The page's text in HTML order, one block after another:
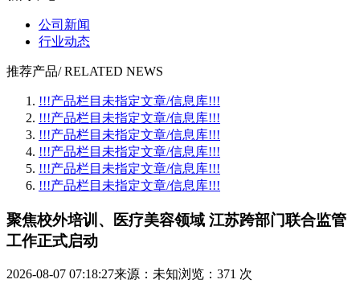
公司新闻
行业动态
推荐产品/ RELATED NEWS
!!!产品栏目未指定文章/信息库!!!
!!!产品栏目未指定文章/信息库!!!
!!!产品栏目未指定文章/信息库!!!
!!!产品栏目未指定文章/信息库!!!
!!!产品栏目未指定文章/信息库!!!
!!!产品栏目未指定文章/信息库!!!
聚焦校外培训、医疗美容领域 江苏跨部门联合监管
工作正式启动
2026-08-07 07:18:27来源：未知浏览：371 次